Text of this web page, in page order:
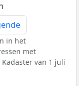
in het
met
van 1 juli